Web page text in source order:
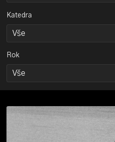
Katedra
Rok